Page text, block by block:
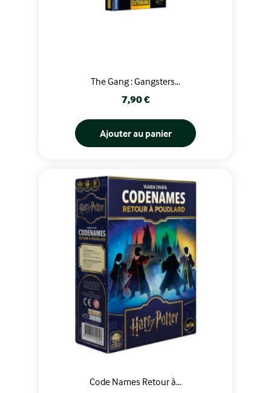
The Gang : Gangsters...
Prix
7,90 €
Ajouter au panier
Code Names Retour à...